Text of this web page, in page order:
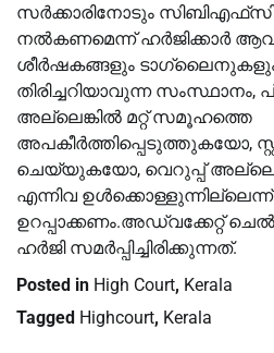
സർക്കാരിനോടും
നൽകണമെന്ന് ഹർജിക്കാർ
ശീർഷകങ്ങളും ടാഗ്‌ലൈനുകളും
തിരിച്ചറിയാവുന്ന സംസ്ഥാനം,
അല്ലെങ്കിൽ മറ്റ് സമൂഹത്തെ
അപകീർത്തിപ്പെടുത്തുകയോ,
ചെയ്യുകയോ, വെറുപ്പ്
എന്നിവ ഉൾക്കൊള്ളുന്നില്ലെന്ന്
ഉറപ്പാക്കണം.അഡ്വക്കേറ്റ്
ഹർജി സമർപ്പിച്ചിരിക്കുന്നത്.
Posted in High Court, Kerala
Tagged Highcourt, Kerala